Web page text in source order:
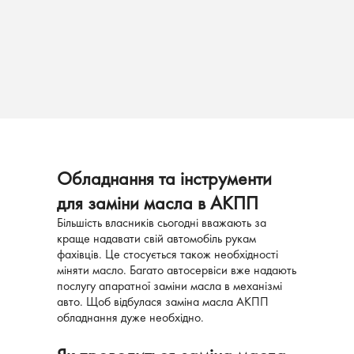
Обладнання та інструменти
для заміни масла в АКПП
Більшість власників сьогодні вважають за
краще надавати свій автомобіль рукам
фахівців. Це стосується також необхідності
міняти масло. Багато автосервіси вже надають
послугу апаратної заміни масла в механізмі
авто. Щоб відбулася заміна масла АКПП
обладнання дуже необхідно.